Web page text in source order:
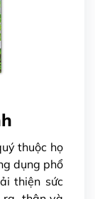
thuộc họ
dụng phổ
thiện sức